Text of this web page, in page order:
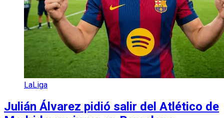
LaLiga
Julián Álvarez pidió salir del Atlético de